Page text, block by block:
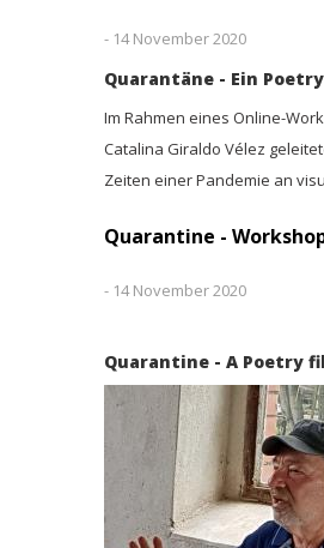
- 14 November 2020
Quarantäne - Ein
Im Rahmen eines Online-
Catalina Giraldo Vélez
Zeiten einer Pandemie an
Quarantine -
- 14 November 2020
Quarantine - A Poetry